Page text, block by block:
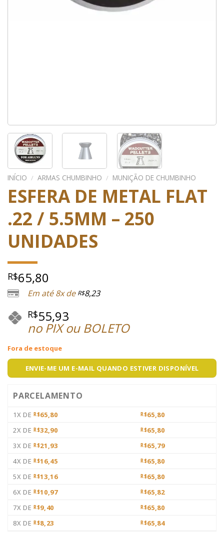
INÍCIO / ARMAS CHUMBINHO / MUNIÇÃO DE CHUMBINHO
ESFERA DE METAL FLAT
.22 / 5.5MM – 250
UNIDADES
R$65,80
Em até 8x de R$8,23
R$55,93
no PIX ou BOLETO
Fora de estoque
ENVIE-ME UM E-MAIL QUANDO ESTIVER DISPONÍVEL
PARCELAMENTO
1X DE R$65,80 R$65,80
2X DE R$32,90 R$65,80
3X DE R$21,93 R$65,79
4X DE R$16,45 R$65,80
5X DE R$13,16 R$65,80
6X DE R$10,97 R$65,82
7X DE R$9,40 R$65,80
8X DE R$8,23 R$65,84